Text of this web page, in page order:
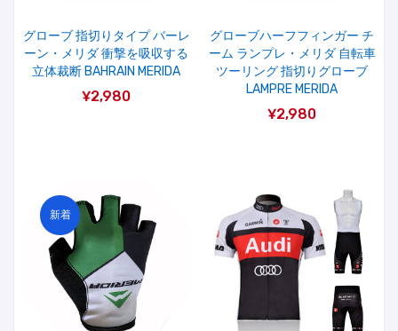
グローブ 指切りタイプ バーレ
ーン・メリダ 衝撃を吸収する
立体裁断 BAHRAIN MERIDA
¥2,980
グローブハーフフィンガー チ
ーム ランプレ・メリダ 自転車
ツーリング 指切りグローブ
LAMPRE MERIDA
¥2,980
新着